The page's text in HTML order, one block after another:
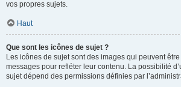
vos propres sujets.
Haut
Que sont les icônes de sujet ?
Les icônes de sujet sont des images qui peuvent
messages pour refléter leur contenu. La possibilité
sujet dépend des permissions définies par